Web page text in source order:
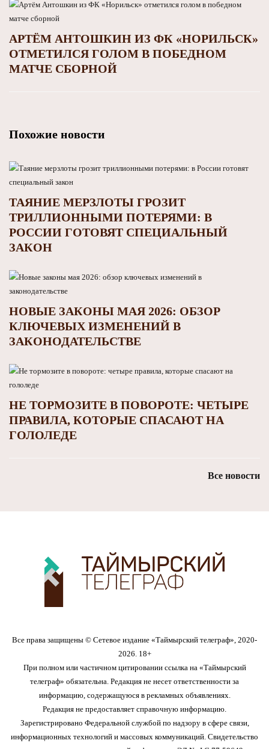
АРТЁМ АНТОШКИН ИЗ ФК «НОРИЛЬСК»
ОТМЕТИЛСЯ ГОЛОМ В ПОБЕДНОМ
МАТЧЕ СБОРНОЙ
Похожие новости
ТАЯНИЕ МЕРЗЛОТЫ ГРОЗИТ
ТРИЛЛИОННЫМИ ПОТЕРЯМИ: В
РОССИИ ГОТОВЯТ СПЕЦИАЛЬНЫЙ
ЗАКОН
НОВЫЕ ЗАКОНЫ МАЯ 2026: ОБЗОР
КЛЮЧЕВЫХ ИЗМЕНЕНИЙ В
ЗАКОНОДАТЕЛЬСТВЕ
НЕ ТОРМОЗИТЕ В ПОВОРОТЕ: ЧЕТЫРЕ
ПРАВИЛА, КОТОРЫЕ СПАСАЮТ НА
ГОЛОЛЕДЕ
Все новости
Все права защищены © Сетевое издание «Таймырский телеграф», 2020-
2026. 18+
При полном или частичном цитировании ссылка на «Таймырский
телеграф» обязательна. Редакция не несет ответственности за
информацию, содержащуюся в рекламных объявлениях.
Редакция не предоставляет справочную информацию.
Зарегистрировано Федеральной службой по надзору в сфере связи,
информационных технологий и массовых коммуникаций. Свидетельство